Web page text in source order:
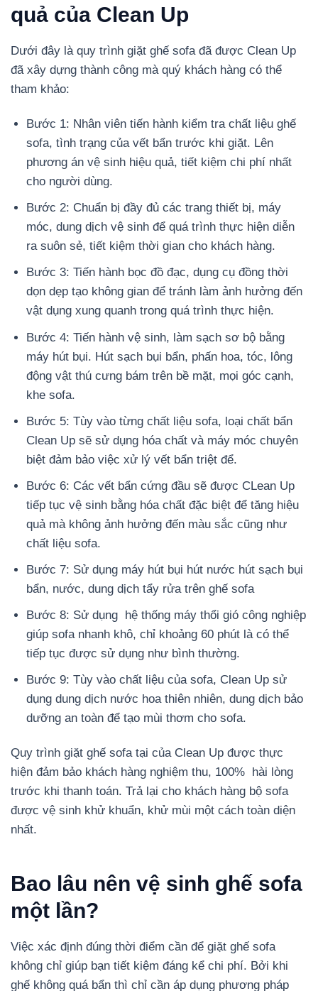
quả của Clean Up
Dưới đây là quy trình giặt ghế sofa đã được Clean Up
đã xây dựng thành công mà quý khách hàng có thể
tham khảo:
Bước 1: Nhân viên tiến hành kiểm tra chất liệu ghế
sofa, tình trạng của vết bẩn trước khi giặt. Lên
phương án vệ sinh hiệu quả, tiết kiệm chi phí nhất
cho người dùng.
Bước 2: Chuẩn bị đầy đủ các trang thiết bị, máy
móc, dung dịch vệ sinh để quá trình thực hiện diễn
ra suôn sẻ, tiết kiệm thời gian cho khách hàng.
Bước 3: Tiến hành bọc đồ đạc, dụng cụ đồng thời
dọn dẹp tạo không gian để tránh làm ảnh hưởng đến
vật dụng xung quanh trong quá trình thực hiện.
Bước 4: Tiến hành vệ sinh, làm sạch sơ bộ bằng
máy hút bụi. Hút sạch bụi bẩn, phấn hoa, tóc, lông
động vật thú cưng bám trên bề mặt, mọi góc cạnh,
khe sofa.
Bước 5: Tùy vào từng chất liệu sofa, loại chất bẩn
Clean Up sẽ sử dụng hóa chất và máy móc chuyên
biệt đảm bảo việc xử lý vết bẩn triệt để.
Bước 6: Các vết bẩn cứng đầu sẽ được CLean Up
tiếp tục vệ sinh bằng hóa chất đặc biệt để tăng hiệu
quả mà không ảnh hưởng đến màu sắc cũng như
chất liệu sofa.
Bước 7: Sử dụng máy hút bụi hút nước hút sạch bụi
bẩn, nước, dung dịch tẩy rửa trên ghế sofa
Bước 8: Sử dụng hệ thống máy thổi gió công nghiệp
giúp sofa nhanh khô, chỉ khoảng 60 phút là có thể
tiếp tục được sử dụng như bình thường.
Bước 9: Tùy vào chất liệu của sofa, Clean Up sử
dụng dung dịch nước hoa thiên nhiên, dung dịch bảo
dưỡng an toàn để tạo mùi thơm cho sofa.
Quy trình giặt ghế sofa tại của Clean Up được thực
hiện đảm bảo khách hàng nghiệm thu, 100% hài lòng
trước khi thanh toán. Trả lại cho khách hàng bộ sofa
được vệ sinh khử khuẩn, khử mùi một cách toàn diện
nhất.
Bao lâu nên vệ sinh ghế sofa
một lần?
Việc xác định đúng thời điểm cần để giặt ghế sofa
không chỉ giúp bạn tiết kiệm đáng kể chi phí. Bởi khi
ghế không quá bẩn thì chỉ cần áp dụng phương pháp